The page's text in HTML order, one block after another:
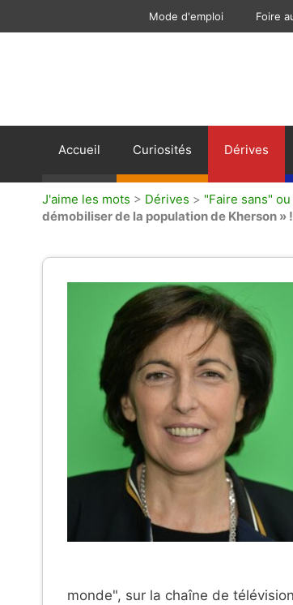
Mode d'emploi Foire
Accueil Curiosités Dérives
J'aime les mots > Dérives > "Faire sans"
démobiliser de la population de Kherson » !
monde", sur la chaîne de